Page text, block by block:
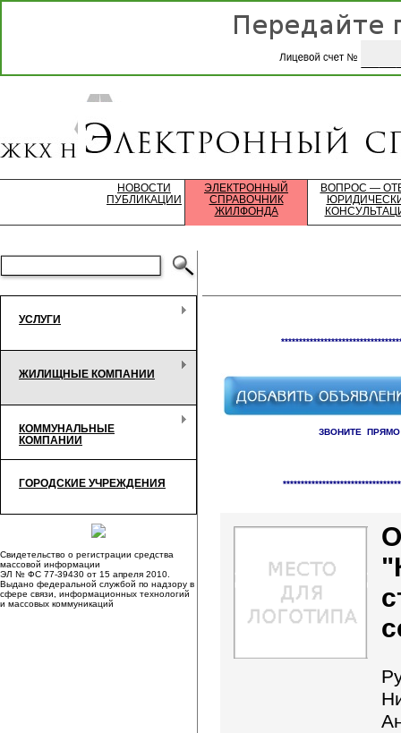
НОВОСТИ
ПУБЛИКАЦИИ
ЭЛЕКТРОННЫЙ
СПРАВОЧНИК
ЖИЛФОНДА
ВОПРОС —
УСЛУГИ
ЖИЛИЩНЫЕ КОМПАНИИ
КОММУНАЛЬНЫЕ
КОМПАНИИ
ГОРОДСКИЕ УЧРЕЖДЕНИЯ
Свидетельство о регистрации средства
массовой информации
ЭЛ № ФС 77-39430 от 15 апреля 2010.
Выдано федеральной службой по надзору в
сфере связи, информационных технологий
и массовых коммуникаций
ЗВОНИТЕ
Справочник